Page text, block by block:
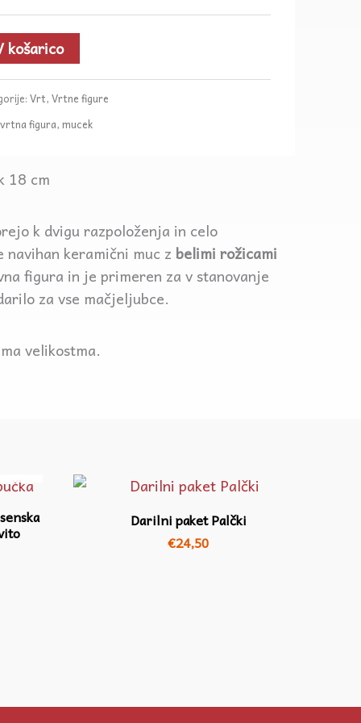
košarico
Vrt, Vrtne figure
vrtna figura, mucek
18 cm
k dvigu razpoloženja in celo
keramični muc z belimi rožicami
figura in je primeren za v stanovanje
za vse mačjeljubce.
velikostma.
Darilni paket Palčki
€24,50